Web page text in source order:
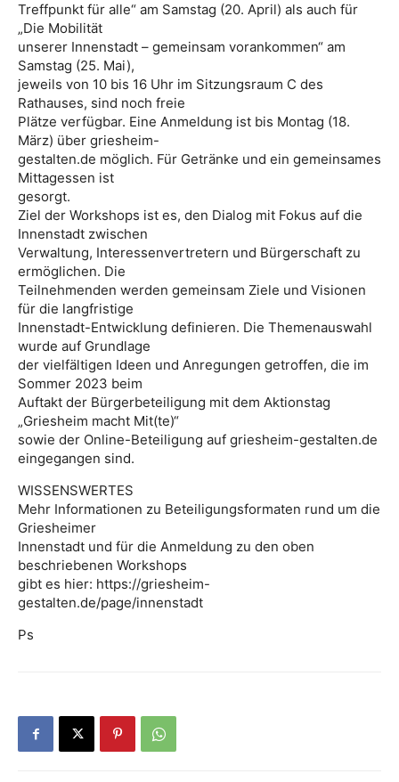
Treffpunkt für alle“ am Samstag (20. April) als auch für
„Die Mobilität
unserer Innenstadt – gemeinsam vorankommen“ am
Samstag (25. Mai),
jeweils von 10 bis 16 Uhr im Sitzungsraum C des
Rathauses, sind noch freie
Plätze verfügbar. Eine Anmeldung ist bis Montag (18.
März) über griesheim-
gestalten.de möglich. Für Getränke und ein gemeinsames
Mittagessen ist
gesorgt.
Ziel der Workshops ist es, den Dialog mit Fokus auf die
Innenstadt zwischen
Verwaltung, Interessenvertretern und Bürgerschaft zu
ermöglichen. Die
Teilnehmenden werden gemeinsam Ziele und Visionen
für die langfristige
Innenstadt-Entwicklung definieren. Die Themenauswahl
wurde auf Grundlage
der vielfältigen Ideen und Anregungen getroffen, die im
Sommer 2023 beim
Auftakt der Bürgerbeteiligung mit dem Aktionstag
„Griesheim macht Mit(te)“
sowie der Online-Beteiligung auf griesheim-gestalten.de
eingegangen sind.
WISSENSWERTES
Mehr Informationen zu Beteiligungsformaten rund um die
Griesheimer
Innenstadt und für die Anmeldung zu den oben
beschriebenen Workshops
gibt es hier: https://griesheim-
gestalten.de/page/innenstadt
Ps